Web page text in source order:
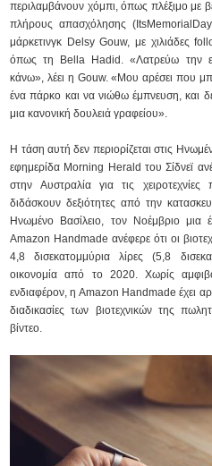
περιλαμβάνουν χόμπι, όπως πλέξιμο με
πλήρους απασχόλησης
μάρκετινγκ Delsy Gouw, με χιλιάδες
όπως τη Bella Hadid. «Λατρεύω την
κάνω», λέει η Gouw. «Μου αρέσει που
ένα πάρκο και να νιώθω έμπνευση, και
μια κανονική δουλειά γραφείου».
Η τάση αυτή δεν περιορίζεται στις
εφημερίδα Morning Herald του Σίδνεϊ
στην Αυστραλία για τις
διδάσκουν δεξιότητες από την
Ηνωμένο Βασίλειο, τον Νοέμβριο
Amazon Handmade ανέφερε ότι οι
4,8 δισεκατομμύρια λίρες (5,8
οικονομία από το 2020. Χωρίς
ενδιαφέρον, η Amazon Handmade έχει
διαδικασίες των βιοτεχνικών της
βίντεο.